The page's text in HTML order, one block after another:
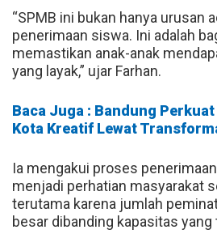
“SPMB ini bukan hanya urusan
penerimaan siswa. Ini adalah
memastikan anak-anak
yang layak,” ujar Farhan.
Baca Juga : Bandung
Kota Kreatif Lewat
Ia mengakui proses
menjadi perhatian masyarakat
terutama karena jumlah
besar dibanding kapasitas yang